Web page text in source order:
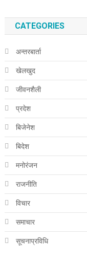
CATEGORIES
अन्तरबार्ता
खेलखुद
जीवनशैली
प्रदेश
बिजेनेश
बिदेश
मनोरंजन
राजनीति
विचार
समाचार
सूचनाप्रविधि